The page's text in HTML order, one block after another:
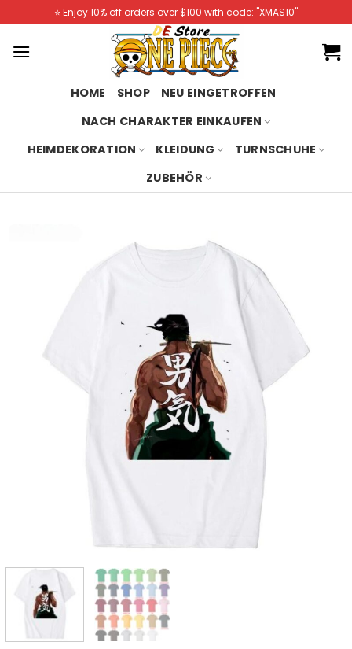
to
content
⭐️ Enjoy 10% off orders over $100 with code: "XMAS10"
HOME SHOP
NEU EINGETROFFEN
NACH CHARAKTER EINKAUFEN
HEIMDEKORATION
KLEIDUNG
TURNSCHUHE
ZUBEHÖR